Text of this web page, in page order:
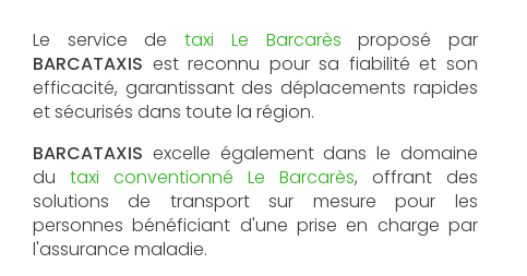
Le service detaxi Le Barcarès proposé par
BARCATAXIS est reconnu pour sa fiabilité et son
efficacité, garantissant des déplacements rapides
et sécurisés dans toute la région.
BARCATAXIS excelle également dans le domaine
du taxi conventionné Le Barcarès, offrant des
solutions de transport sur mesure pour les
personnes bénéficiant d'une prise en charge par
l'assurance maladie.